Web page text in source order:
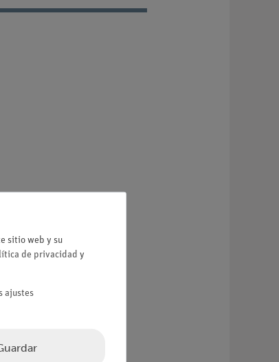
sitio web y su
de privacidad y
ajustes